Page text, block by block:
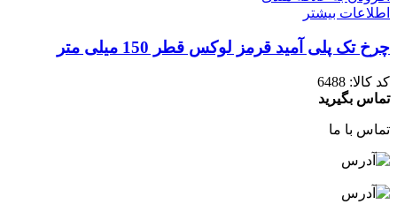
اطلاعات بیشتر
چرخ تک پلی آمید قرمز لوکس قطر 150 میلی متر
کد کالا: 6488
تماس بگیرید
تماس با ما